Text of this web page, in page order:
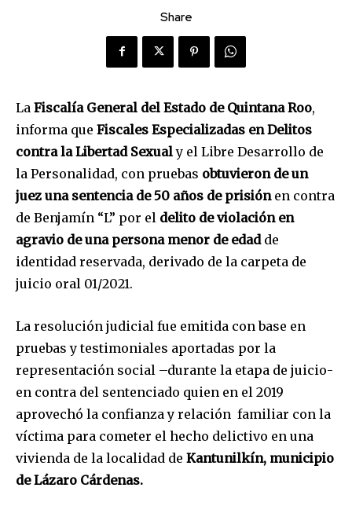
Share
La Fiscalía General del Estado de Quintana Roo,
informa que Fiscales Especializadas en Delitos
contra la Libertad Sexualy el Libre Desarrollo de
la Personalidad, con pruebas obtuvieron de un
juez una sentencia de 50 años de prisiónen contra
de Benjamín “L” por el delito de violación en
agravio de una persona menor de edadde
identidad reservada, derivado de la carpeta de
juicio oral 01/2021.
La resolución judicial fue emitida con base en
pruebas y testimoniales aportadas por la
representación social –durante la etapa de juicio-
en contra del sentenciado quien en el 2019
aprovechó la confianza y relación familiar con la
víctima para cometer el hecho delictivo en una
vivienda de la localidad de Kantunilkín, municipio
de Lázaro Cárdenas.